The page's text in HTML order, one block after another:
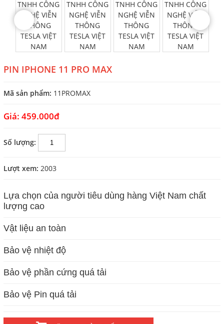
PIN IPHONE 11 PRO MAX
Mã sản phẩm: 11PROMAX
Giá: 459.000đ
Số lượng:
Lượt xem: 2003
Lựa chọn của người tiêu dùng hàng Việt Nam chất
lượng cao
Vật liệu an toàn
Bảo vệ nhiệt độ
Bảo vệ phần cứng quá tải
Bảo vệ Pin quá tải